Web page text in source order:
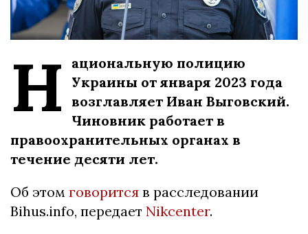
Н
ациональную полицию
Украины от января 2023 года
возглавляет Иван Выговский.
Чиновник работает в
правоохранительных органах в
течение десяти лет.
Об этом говорится в расследовании
Bihus.info, передает Nikcenter.